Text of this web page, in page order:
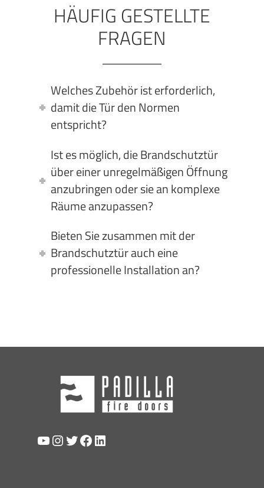
HÄUFIG GESTELLTE
FRAGEN
Welches Zubehör ist erforderlich,
damit die Tür den Normen
entspricht?
Ist es möglich, die Brandschutztür
über einer unregelmäßigen Öffnung
anzubringen oder sie an komplexe
Räume anzupassen?
Bieten Sie zusammen mit der
Brandschutztür auch eine
professionelle Installation an?
YouTube
Instagram
Twitter
Facebook
LinkedIn